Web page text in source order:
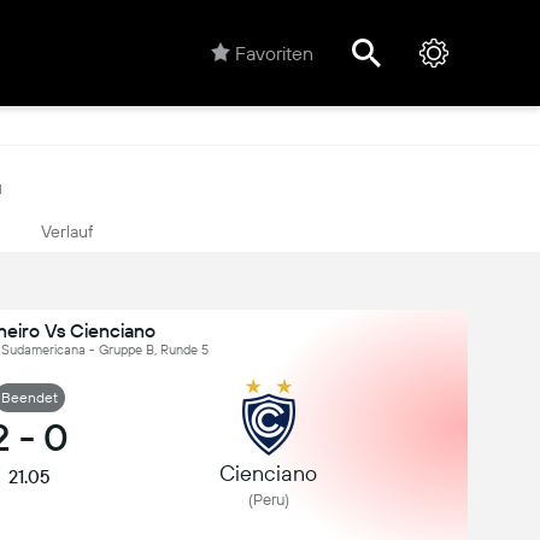
Favoriten
Verlauf
Vs Cienciano
- Gruppe B, Runde 5
Beendet
- 0
21.05 Cienciano
(Peru)